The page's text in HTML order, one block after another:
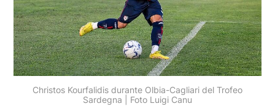
Christos Kourfalidis durante Olbia-Cagliari del Trofeo
Sardegna | Foto Luigi Canu